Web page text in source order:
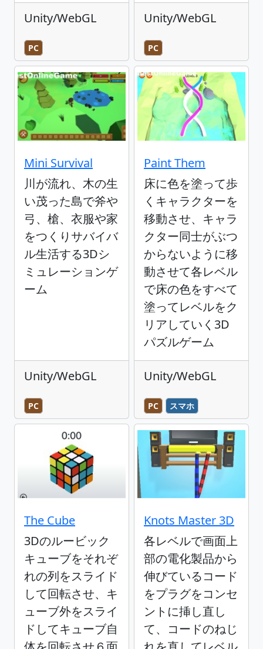
Unity/WebGL
PC
Unity/WebGL
PC
Mini Survival
川が流れ、木の生
い茂った島で斧や
弓、槍、衣服や家
をつくりサバイバ
ル生活する3Dシ
ミュレーションゲ
ーム
Unity/WebGL
PC
Paint Them
床に色を塗って歩
くキャラクターを
移動させ、キャラ
クター同士がぶつ
からないように移
動させて各レベル
で床の色をすべて
塗ってレベルをク
リアしていく3D
パズルゲーム
Unity/WebGL
PC スマホ
The Cube
3Dのルービック
キューブをそれぞ
れの列をスライド
して回転させ、キ
ューブ外をスライ
ドしてキューブ自
Knots Master 3D
各レベルで画面上
部の電化製品から
伸びているコード
をプラグをコンセ
ントに挿し直し
て、コードのねじ